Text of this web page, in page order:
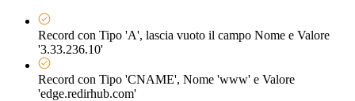
Record con Tipo 'A', lascia vuoto il campo Nome e Valore
'3.33.236.10'
Record con Tipo 'CNAME', Nome 'www' e Valore
'edge.redirhub.com'